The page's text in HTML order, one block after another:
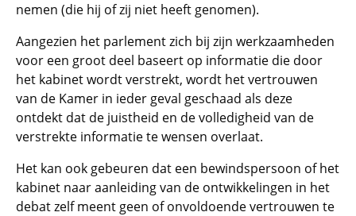
nemen (die hij of zij niet heeft genomen).
Aangezien het parlement zich bij zijn werkzaamheden
voor een groot deel baseert op informatie die door
het kabinet wordt verstrekt, wordt het vertrouwen
van de Kamer in ieder geval geschaad als deze
ontdekt dat de juistheid en de volledigheid van de
verstrekte informatie te wensen overlaat.
Het kan ook gebeuren dat een bewindspersoon of het
kabinet naar aanleiding van de ontwikkelingen in het
debat zelf meent geen of onvoldoende vertrouwen te